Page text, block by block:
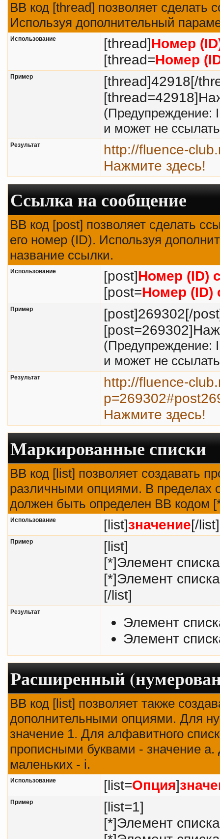
BB код [thread] позволяет сделать
Используя дополнительный
Использование [thread]Номер
[thread=Номер
Пример
[thread]42918[/
(Предупреждение:
и может не
Результат
http://fluence-
Нажмите здесь!
Ссылка на сообщение
BB код [post] позволяет сделать
его номер (ID). Используя
название ссылки.
Использование [post]Номер (ID)
[post=Номер (ID)
Пример
[post]269302[/
(Предупреждение:
и может не
Результат
http://fluence-
Нажмите здесь!
Маркированные списки
BB код [list] позволяет создавать
различными опциями. В пределах
должен быть определен BB кодом
Использование [list]значение[/list]
Пример
[list]
[*]Элемент
[*]Элемент
[/list]
Результат
Элемент
Элемент
Расширенный
BB код [list] позволяет также
дополнительными опциями. Для
значение 1. Для алфавитного
прописными буквами - значение
маленьких - i.
Использование [list=Опция]
Пример
[list=1]
[*]Элемент